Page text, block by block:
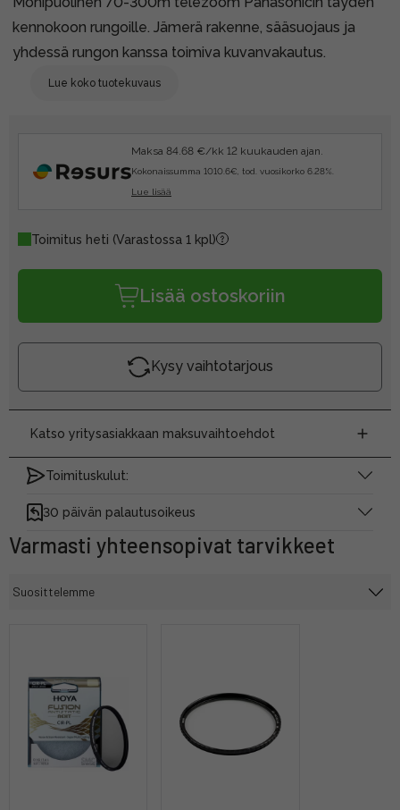
kennokoon rungoille. Jämerä rakenne, sääsuojaus ja
yhdessä rungon kanssa toimiva kuvanvakautus.
Lue koko tuotekuvaus
Maksa 84.68 €/kk 12 kuukauden ajan.
Kokonaissumma 1010.6€, tod. vuosikorko 6.28%.
Lue lisää
Toimitus heti (Varastossa 1 kpl)
Lisää ostoskoriin
Kysy vaihtotarjous
Katso yritysasiakkaan maksuvaihtoehdot
Toimituskulut:
30 päivän palautusoikeus
Varmasti yhteensopivat tarvikkeet